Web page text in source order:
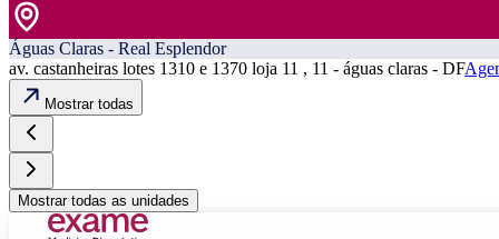
Águas Claras - Real Esplendor
av. castanheiras lotes 1310 e 1370 loja 11 , 11 - águas claras - DF
Mostrar todas
Mostrar todas as unidades